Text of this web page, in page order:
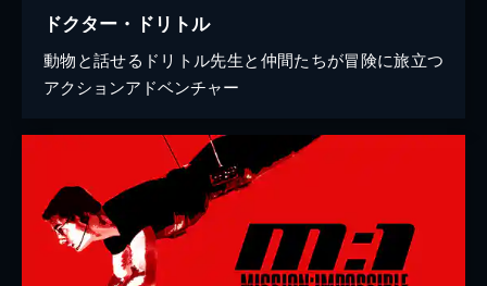
ドクター・ドリトル
動物と話せるドリトル先生と仲間たちが冒険に旅立つ
アクションアドベンチャー